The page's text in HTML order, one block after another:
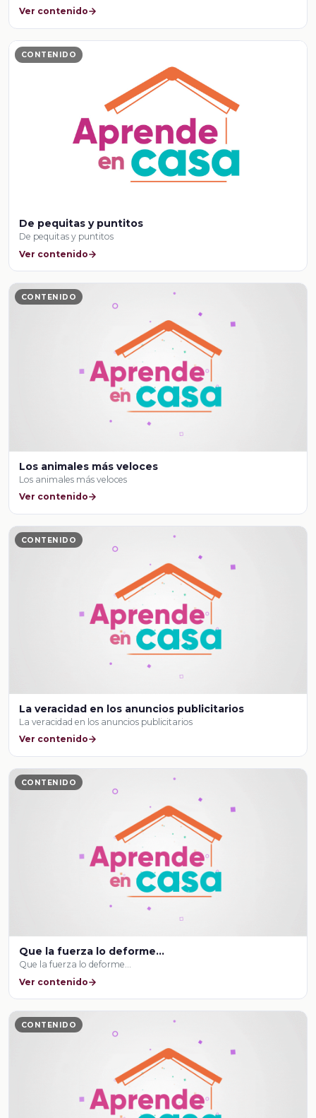
Ver contenido
CONTENIDO
De pequitas y puntitos
De pequitas y puntitos
Ver contenido
CONTENIDO
Los animales más veloces
Los animales más veloces
Ver contenido
CONTENIDO
La veracidad en los anuncios publicitarios
La veracidad en los anuncios publicitarios
Ver contenido
CONTENIDO
Que la fuerza lo deforme...
Que la fuerza lo deforme...
Ver contenido
CONTENIDO